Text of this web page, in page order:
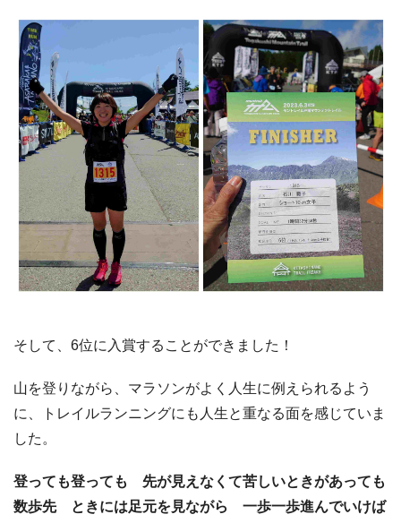
そして、6位に入賞することができました！
山を登りながら、マラソンがよく人生に例えられるよう
に、トレイルランニングにも人生と重なる面を感じていま
した。
登っても登っても 先が見えなくて苦しいときがあっても
数歩先 ときには足元を見ながら 一歩一歩進んでいけば